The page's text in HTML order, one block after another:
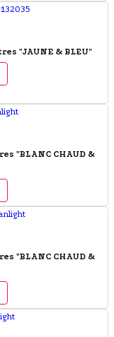
"JAUNE & BLEU"
"BLANC CHAUD &
"BLANC CHAUD &